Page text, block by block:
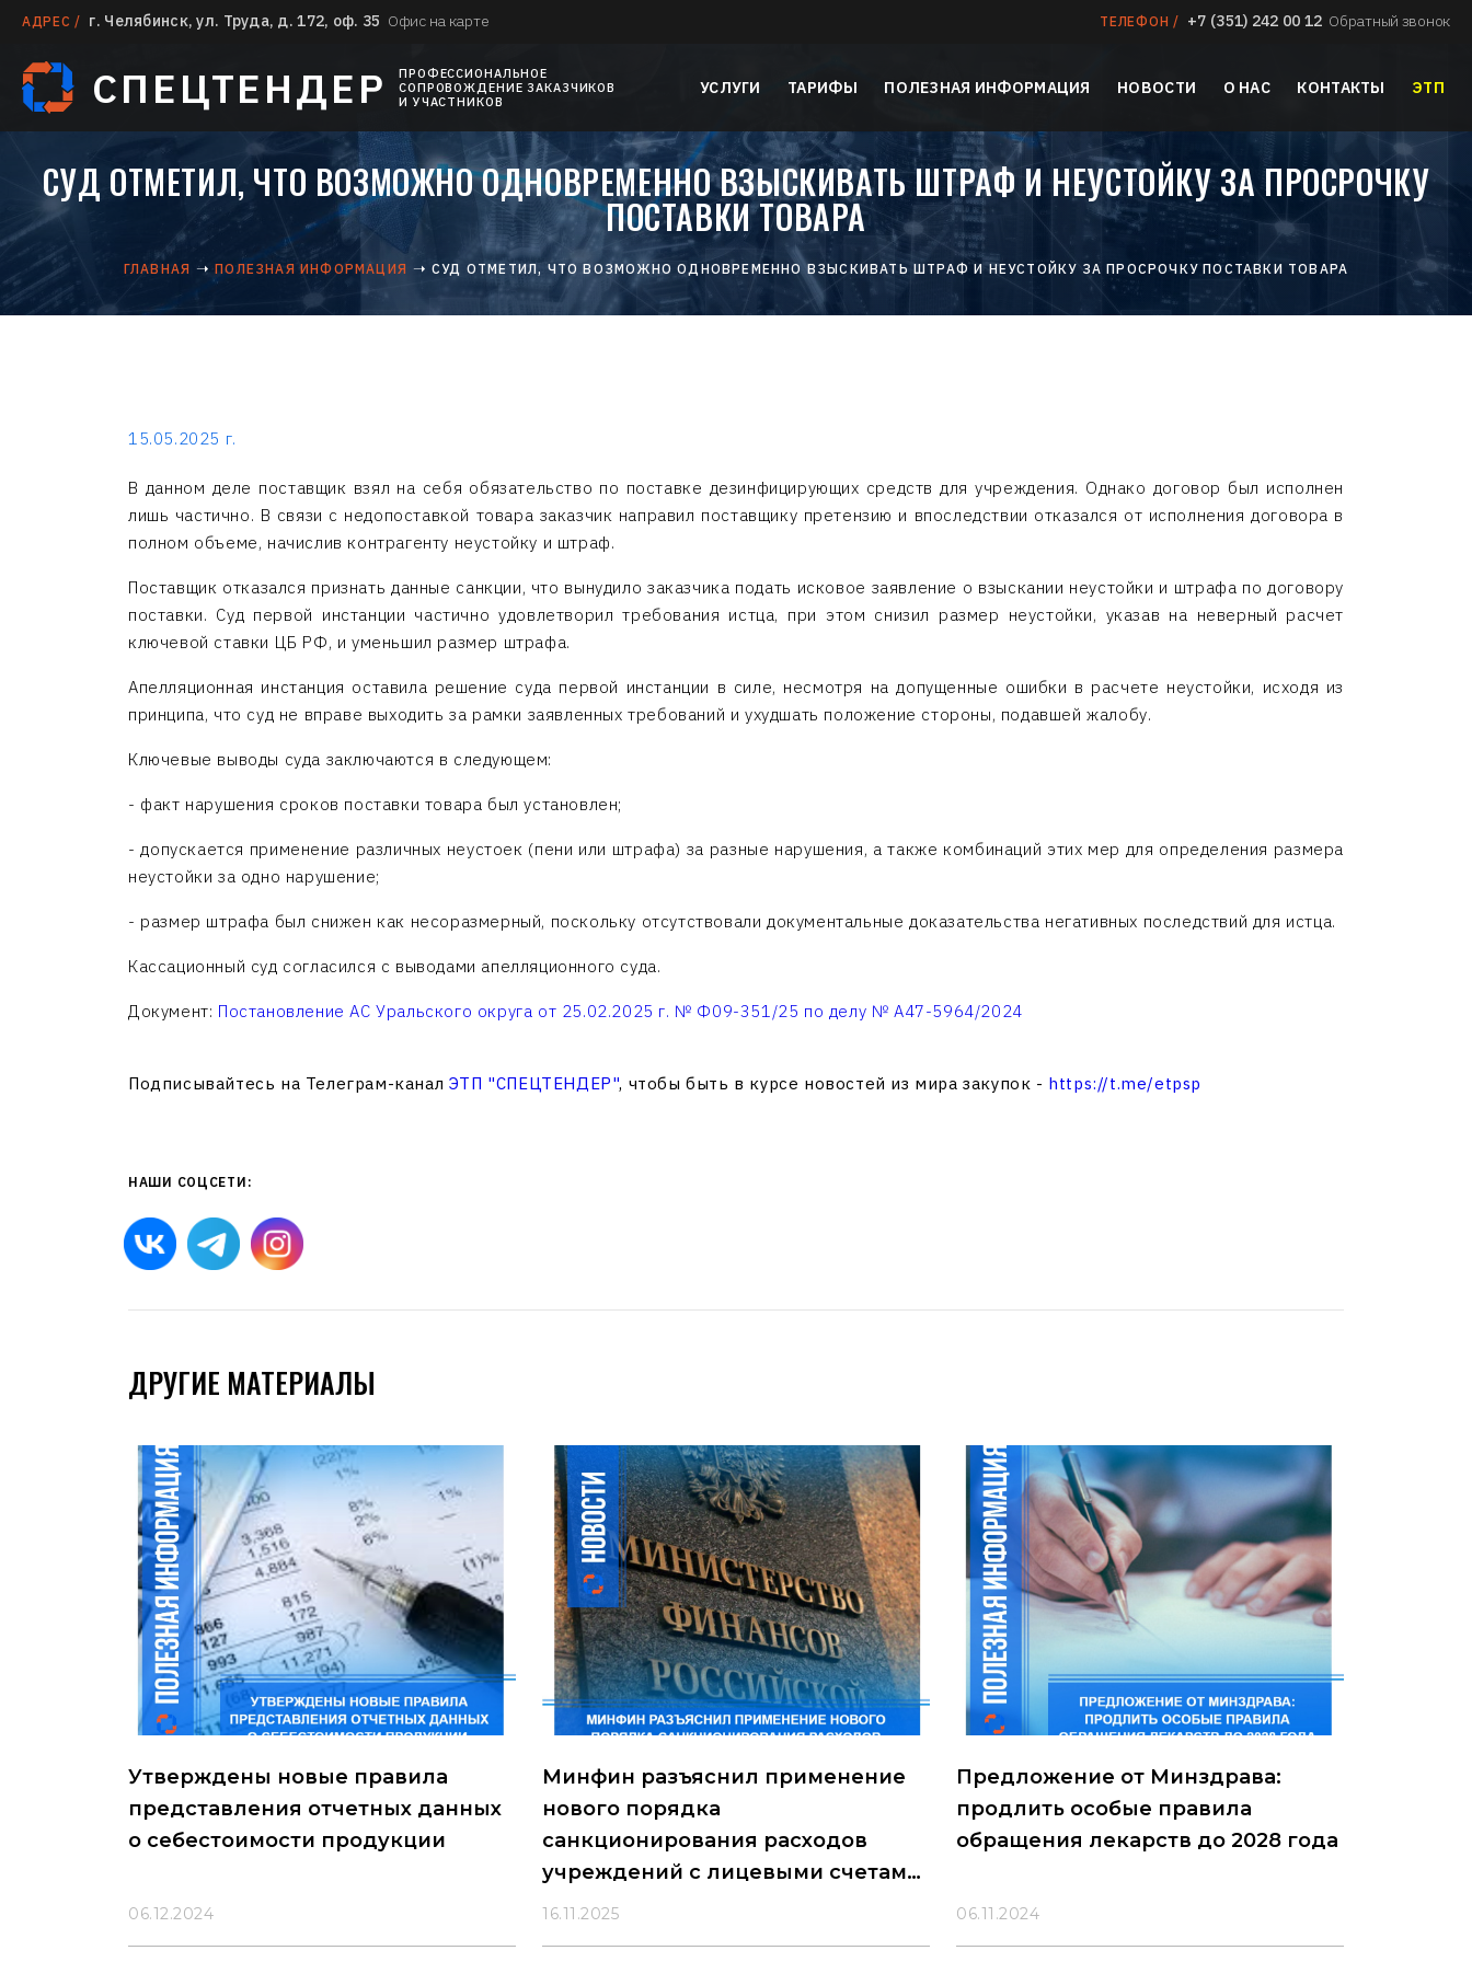
АДРЕС / г. Челябинск, ул. Труда, д. 172, оф. 35 Офис на карте ТЕЛЕФОН / +7 (351) 242 00 12 Обратный звонок
СПЕЦТЕНДЕР
ПРОФЕССИОНАЛЬНОЕ
СОПРОВОЖДЕНИЕ ЗАКАЗЧИКОВ
И УЧАСТНИКОВ
УСЛУГИ ТАРИФЫ ПОЛЕЗНАЯ ИНФОРМАЦИЯ НОВОСТИ О НАС КОНТАКТЫ ЭТП
СУД ОТМЕТИЛ, ЧТО ВОЗМОЖНО ОДНОВРЕМЕННО ВЗЫСКИВАТЬ ШТРАФ И НЕУСТОЙКУ ЗА ПРОСРОЧКУ
ПОСТАВКИ ТОВАРА
ГЛАВНАЯ ПОЛЕЗНАЯ ИНФОРМАЦИЯ СУД ОТМЕТИЛ, ЧТО ВОЗМОЖНО ОДНОВРЕМЕННО ВЗЫСКИВАТЬ ШТРАФ И НЕУСТОЙКУ ЗА ПРОСРОЧКУ ПОСТАВКИ ТОВАРА
15.05.2025 г.
В данном деле поставщик взял на себя обязательство по поставке дезинфицирующих средств для учреждения. Однако договор был исполнен
лишь частично. В связи с недопоставкой товара заказчик направил поставщику претензию и впоследствии отказался от исполнения договора в
полном объеме, начислив контрагенту неустойку и штраф.
Поставщик отказался признать данные санкции, что вынудило заказчика подать исковое заявление о взыскании неустойки и штрафа по договору
поставки. Суд первой инстанции частично удовлетворил требования истца, при этом снизил размер неустойки, указав на неверный расчет
ключевой ставки ЦБ РФ, и уменьшил размер штрафа.
Апелляционная инстанция оставила решение суда первой инстанции в силе, несмотря на допущенные ошибки в расчете неустойки, исходя из
принципа, что суд не вправе выходить за рамки заявленных требований и ухудшать положение стороны, подавшей жалобу.
Ключевые выводы суда заключаются в следующем:
- факт нарушения сроков поставки товара был установлен;
- допускается применение различных неустоек (пени или штрафа) за разные нарушения, а также комбинаций этих мер для определения размера
неустойки за одно нарушение;
- размер штрафа был снижен как несоразмерный, поскольку отсутствовали документальные доказательства негативных последствий для истца.
Кассационный суд согласился с выводами апелляционного суда.
Документ: Постановление АС Уральского округа от 25.02.2025 г. № Ф09-351/25 по делу № А47-5964/2024
Подписывайтесь на Телеграм-канал ЭТП "СПЕЦТЕНДЕР", чтобы быть в курсе новостей из мира закупок - https://t.me/etpsp
НАШИ СОЦСЕТИ:
ДРУГИЕ МАТЕРИАЛЫ
Утверждены новые правила
представления отчетных данных
о себестоимости продукции
06.12.2024
Минфин разъяснил применение
нового порядка
санкционирования расходов
учреждений с лицевыми счетами
в ТОФК
16.11.2025
Предложение от Минздрава:
продлить особые правила
обращения лекарств до 2028 года
06.11.2024